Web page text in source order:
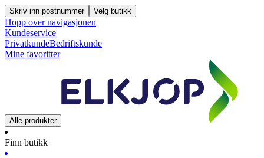
Skriv inn postnummer Velg butikk
Hopp over navigasjonen
Kundeservice
PrivatkundeBedriftskunde
Mine favoritter
Alle produkter
Finn butikk